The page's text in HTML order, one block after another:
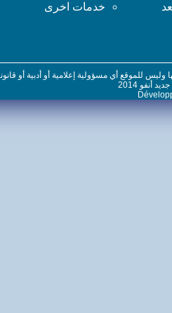
خدمات اخرى
للموقع أي مسؤولية إعلامية أو أدبية أو قانونية
2014